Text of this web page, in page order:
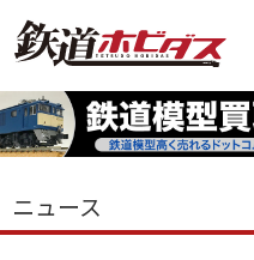
ニュース